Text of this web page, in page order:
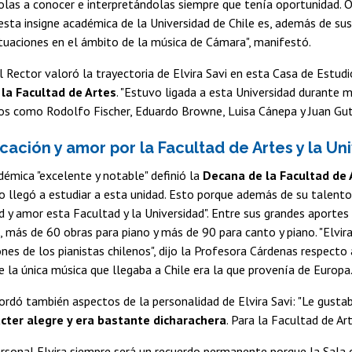
a conocer e interpretándolas siempre que tenía oportunidad.
insigne académica de la Universidad de Chile es, además de
en el ámbito de la música de Cámara", manifestó.
Rector valoró la trayectoria de Elvira Savi en esta Casa de
Facultad de Artes. "Estuvo ligada a esta Universidad durante
como Rodolfo Fischer, Eduardo Browne, Luisa Cánepa y Juan
y amor por la Facultad de Artes y la
"excelente y notable" definió la Decana de la Facultad de
llegó a estudiar a esta unidad. Esto porque además de su
y amor esta Facultad y la Universidad". Entre sus grandes
más de 60 obras para piano y más de 90 para canto y piano.
de los pianistas chilenos", dijo la Profesora Cárdenas
la única música que llegaba a Chile era la que provenía de Europa.
también aspectos de la personalidad de Elvira Savi: "Le
alegre y era bastante dicharachera. Para la Facultad de